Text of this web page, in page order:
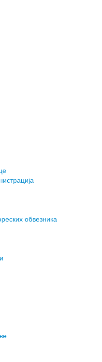
обвезника